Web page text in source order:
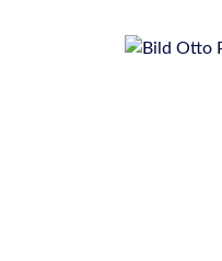
Bildergalerie überspringen